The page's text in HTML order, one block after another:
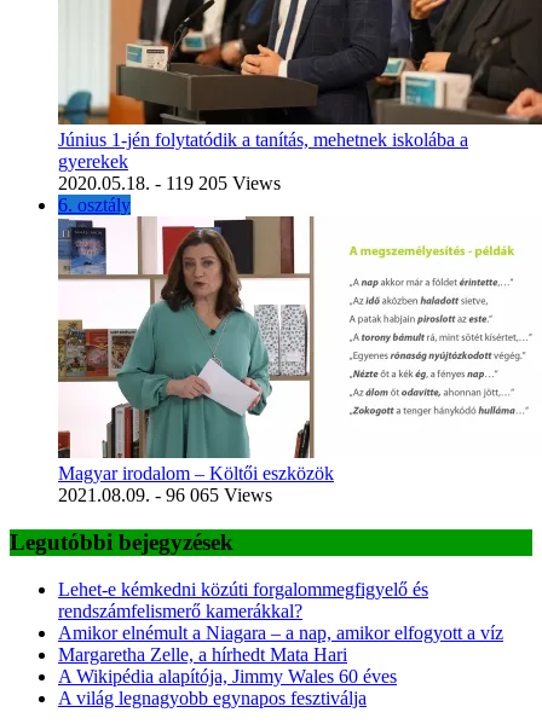
Június 1-jén folytatódik a tanítás, mehetnek iskolába a
gyerekek
2020.05.18. - 119 205 Views
6. osztály
Magyar irodalom – Költői eszközök
2021.08.09. - 96 065 Views
Legutóbbi bejegyzések
Lehet-e kémkedni közúti forgalommegfigyelő és
rendszámfelismerő kamerákkal?
Amikor elnémult a Niagara – a nap, amikor elfogyott a víz
Margaretha Zelle, a hírhedt Mata Hari
A Wikipédia alapítója, Jimmy Wales 60 éves
A világ legnagyobb egynapos fesztiválja